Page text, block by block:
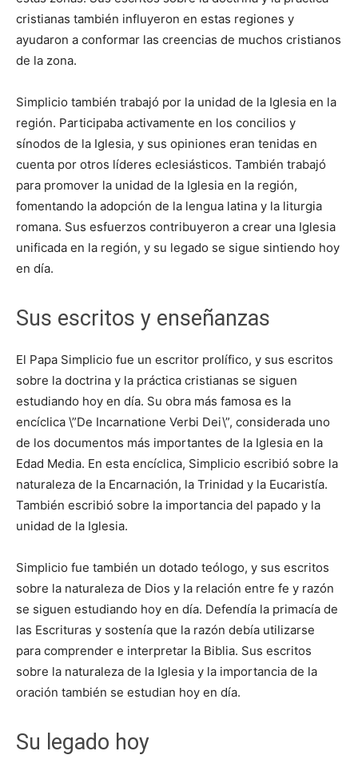
cristianas también influyeron en estas regiones y
ayudaron a conformar las creencias de muchos cristianos
de la zona.
Simplicio también trabajó por la unidad de la Iglesia en la
región. Participaba activamente en los concilios y
sínodos de la Iglesia, y sus opiniones eran tenidas en
cuenta por otros líderes eclesiásticos. También trabajó
para promover la unidad de la Iglesia en la región,
fomentando la adopción de la lengua latina y la liturgia
romana. Sus esfuerzos contribuyeron a crear una Iglesia
unificada en la región, y su legado se sigue sintiendo hoy
en día.
Sus escritos y enseñanzas
El Papa Simplicio fue un escritor prolífico, y sus escritos
sobre la doctrina y la práctica cristianas se siguen
estudiando hoy en día. Su obra más famosa es la
encíclica \”De Incarnatione Verbi Dei\”, considerada uno
de los documentos más importantes de la Iglesia en la
Edad Media. En esta encíclica, Simplicio escribió sobre la
naturaleza de la Encarnación, la Trinidad y la Eucaristía.
También escribió sobre la importancia del papado y la
unidad de la Iglesia.
Simplicio fue también un dotado teólogo, y sus escritos
sobre la naturaleza de Dios y la relación entre fe y razón
se siguen estudiando hoy en día. Defendía la primacía de
las Escrituras y sostenía que la razón debía utilizarse
para comprender e interpretar la Biblia. Sus escritos
sobre la naturaleza de la Iglesia y la importancia de la
oración también se estudian hoy en día.
Su legado hoy